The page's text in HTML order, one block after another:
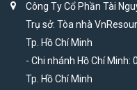
Công Ty Cổ Phần Tài
Trụ sở: Tòa nhà
Tp. Hồ Chí Minh
- Chi nhánh Hồ Chí Minh:
Tp. Hồ Chí Minh